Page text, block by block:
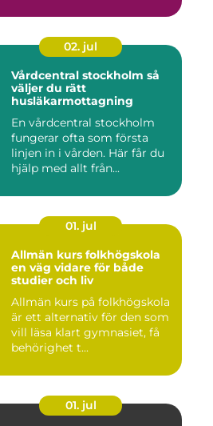
02. jul
Vårdcentral stockholm så
väljer du rätt
husläkarmottagning
En vårdcentral stockholm
fungerar ofta som första
linjen in i vården. Här får du
hjälp med allt från...
01. jul
Allmän kurs folkhögskola
en väg vidare för både
studier och liv
Allmän kurs på folkhögskola
är ett alternativ för den som
vill läsa klart gymnasiet, få
behörighet t...
01. jul